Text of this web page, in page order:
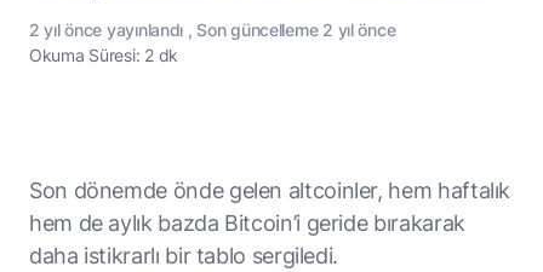
2 yılönce yayınlandı , Son güncelleme 2 yılönce
Okuma Süresi: 2 dk
Son dönemde önde gelen altcoinler, hem haftalık
hem de aylık bazda Bitcoin’i geride bırakarak
daha istikrarlı bir tablo sergiledi.